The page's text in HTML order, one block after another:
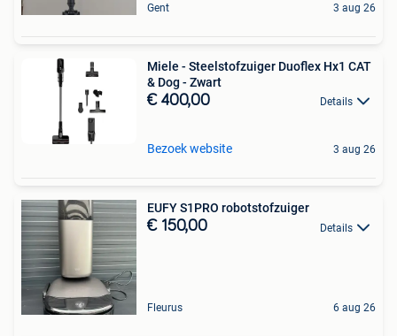
Gent 3 aug 26
Miele - Steelstofzuiger Duoflex Hx1 CAT
& Dog - Zwart
€ 400,00 Details
Bezoek website 3 aug 26
EUFY S1PRO robotstofzuiger
€ 150,00 Details
Fleurus 6 aug 26